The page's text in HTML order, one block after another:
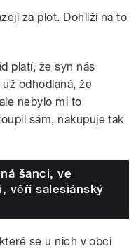
za plot. Dohlíží na to
platí, že syn nás
odhodlaná, že
nebylo mi to
sám, nakupuje tak
šanci, ve
věří salesiánský
se u nich v obci